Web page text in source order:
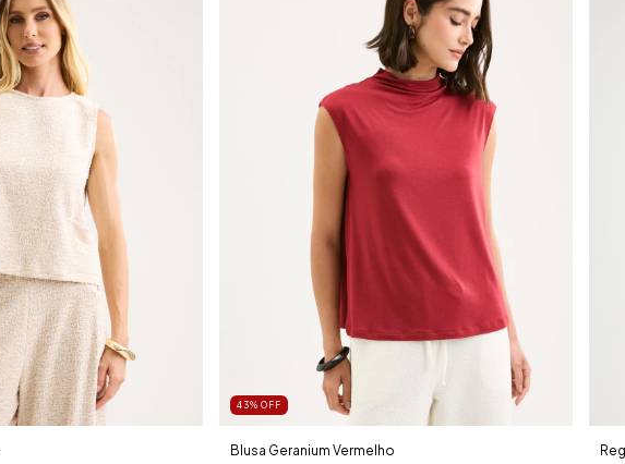
43% OFF
Blusa Geranium Vermelho